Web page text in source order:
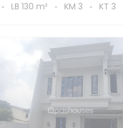
LB 130 m² KM 3 KT 3